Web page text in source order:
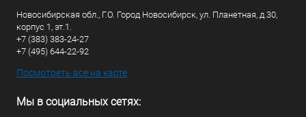
Новосибирская обл., Г.О. Город Новосибирск, ул. Планетная, д.30,
корпус 1, эт.1.
+7 (383) 383-24-27
+7 (495) 644-22-92
Посмотреть все на карте
Мы в социальных сетях: